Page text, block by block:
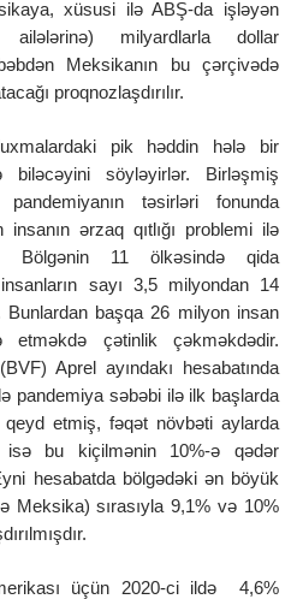
xüsusi ilə ABŞ-da işləyən
milyardlarla dollar
Meksikanın bu çərçivədə
proqnozlaşdırılır.
pik həddin hələ bir
söyləyirlər. Birləşmiş
təsirləri fonunda
ərzaq qıtlığı problemi ilə
Bölgənin 11 ölkəsində qida
sayı 3,5 milyondan 14
başqa 26 milyon insan
çətinlik çəkməkdədir.
Aprel ayındakı hesabatında
pandemiya səbəbi ilə ilk başlarda
qeyd etmiş, fəqət növbəti aylarda
isə bu kiçilmənin 10%-ə qədər
hesabatda bölgədəki ən böyük
Meksika) sırasıyla 9,1% və 10%
üçün 2020-ci ildə 4,6%